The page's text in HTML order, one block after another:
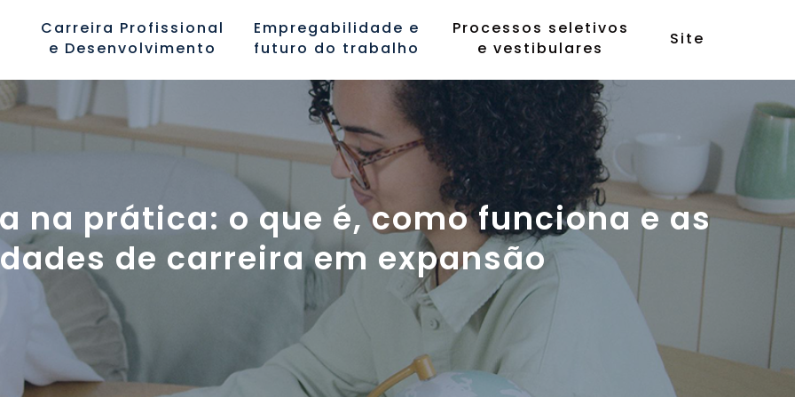
Carreira Profissional
e Desenvolvimento
Empregabilidade e
futuro do trabalho
Processos seletivos
e vestibulares
Site
na prática: o que é, como funciona e as
de carreira em expansão